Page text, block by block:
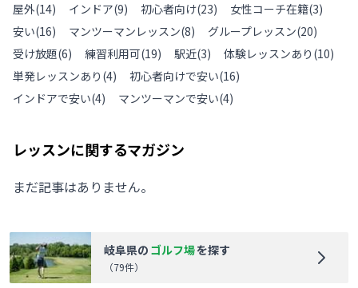
屋外(14) インドア(9) 初心者向け(23) 女性コーチ在籍(3)
安い(16) マンツーマンレッスン(8) グループレッスン(20)
受け放題(6) 練習利用可(19) 駅近(3) 体験レッスンあり (10)
単発レッスンあり (4) 初心者向けで安い(16)
インドアで安い(4) マンツーマンで安い(4)
レッスンに関するマガジン
まだ記事はありません。
岐阜県の ゴルフ場を探す
（79件）